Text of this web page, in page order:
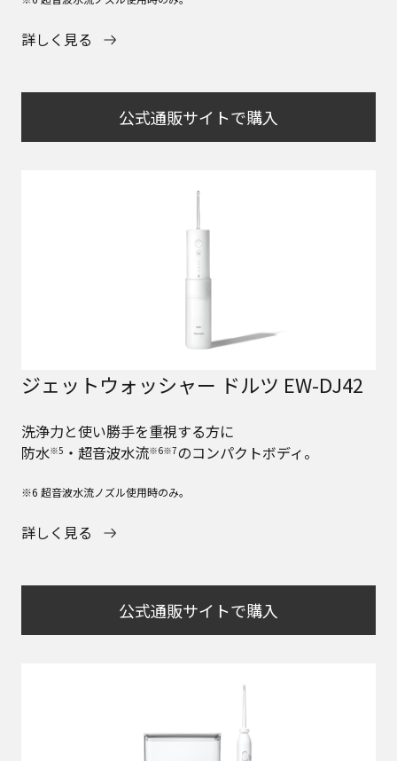
詳しく見る
公式通販サイトで購入
ジェットウォッシャー ドルツ EW-DJ42
洗浄力と使い勝手を重視する方に
防水※5 ・超音波水流※6※7のコンパクトボディ。
※6 超音波水流ノズル使用時のみ。
詳しく見る
公式通販サイトで購入